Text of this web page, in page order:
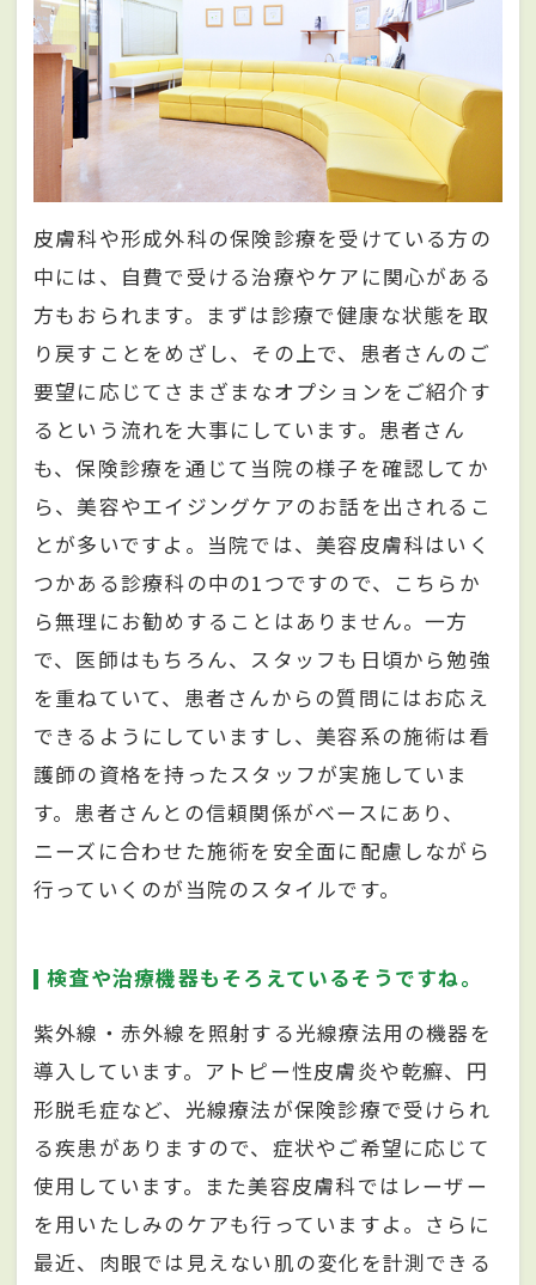
皮膚科や形成外科の保険診療を受けている方の
中には、自費で受ける治療やケアに関心がある
方もおられます。まずは診療で健康な状態を取
り戻すことをめざし、その上で、患者さんのご
要望に応じてさまざまなオプションをご紹介す
るという流れを大事にしています。患者さん
も、保険診療を通じて当院の様子を確認してか
ら、美容やエイジングケアのお話を出されるこ
とが多いですよ。当院では、美容皮膚科はいく
つかある診療科の中の1つですので、こちらか
ら無理にお勧めすることはありません。一方
で、医師はもちろん、スタッフも日頃から勉強
を重ねていて、患者さんからの質問にはお応え
できるようにしていますし、美容系の施術は看
護師の資格を持ったスタッフが実施していま
す。患者さんとの信頼関係がベースにあり、
ニーズに合わせた施術を安全面に配慮しながら
行っていくのが当院のスタイルです。
検査や治療機器もそろえているそうですね。
紫外線・赤外線を照射する光線療法用の機器を
導入しています。アトピー性皮膚炎や乾癬、円
形脱毛症など、光線療法が保険診療で受けられ
る疾患がありますので、症状やご希望に応じて
使用しています。また美容皮膚科ではレーザー
を用いたしみのケアも行っていますよ。さらに
最近、肉眼では見えない肌の変化を計測できる